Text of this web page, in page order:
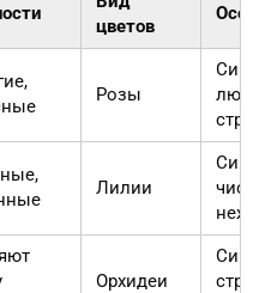
цветов
Розы
Лилии
Орхидеи